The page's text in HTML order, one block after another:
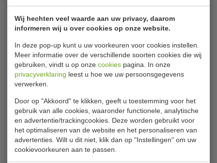
Wij hechten veel waarde aan uw privacy, daarom
informeren wij u over cookies op onze website.
In deze pop-up kunt u uw voorkeuren voor cookies instellen.
Meer informatie over de verschillende soorten cookies die wij
gebruiken, vindt u op onze cookies pagina. In onze
privacyverklaring leest u hoe we uw persoonsgegevens
verwerken.
Door op "Akkoord" te klikken, geeft u toestemming voor het
gebruik van alle cookies, waaronder functionele, analytische
en advertentie/trackingcookies. Deze worden gebruikt voor
het optimaliseren van de website en het personaliseren van
advertenties. Wilt u dit niet, klik dan op "Instellingen" om uw
cookievoorkeuren aan te passen.
Dankzij de eenvoudige wandmontage plaatst u de houder
eenvoudig op de gewenste plek en biedt u uw personeel
een praktische oplossing om snel drankjes te serveren
De rubberen onderdelen houden de flessen veilig en
stevig op hun plek.
eenvoudige dosering
Leverbaar in 2 afmetingen
Lees meer
Specificaties
Model:
W 623
Gewicht
90 Gram
Is dit iets voor jou?